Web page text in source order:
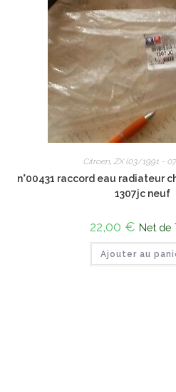
Citroen,ZX (03/1991 -
n°00431 raccord eau radiateur
1307jc neuf
22,00 € Net de
Ajouter au